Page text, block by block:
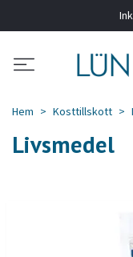
Hem Kosttillskott
Livsmedel